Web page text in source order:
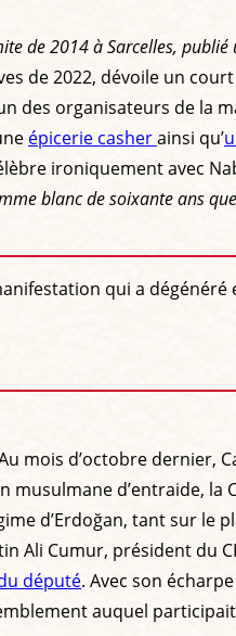
de 2014 à Sarcelles,
de 2022, dévoile un
des organisateurs de la
épicerie casherainsi qu’
ironiquement avec
blanc de soixante ans
qui a dégénéré
mois d’octobre dernier,
musulmane d’entraide, la
d’Erdoğan, tant sur le
Ali Cumur, président du
député. Avec son
auquel